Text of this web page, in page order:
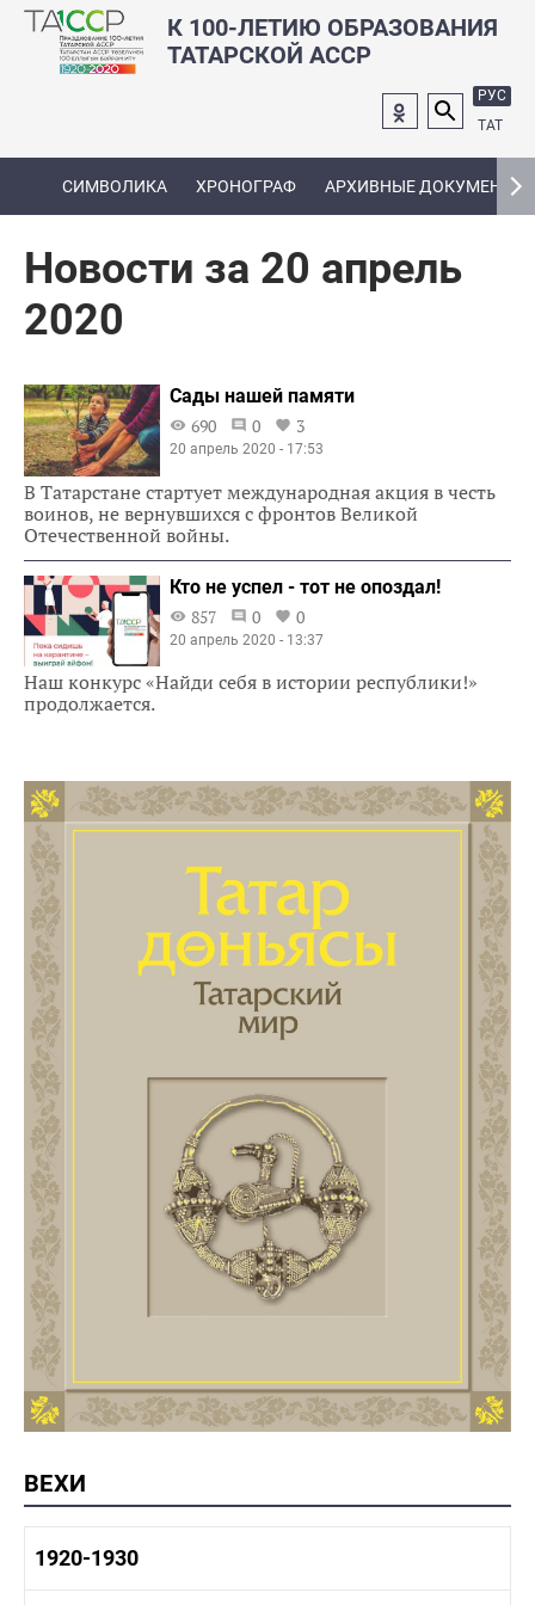
К 100-ЛЕТИЮ ОБРАЗОВАНИЯ
ТАТАРСКОЙ АССР
РУС
ТАТ
СИМВОЛИКА ХРОНОГРАФ АРХИВНЫЕ ДОКУМЕНТЫ
Новости за 20 апрель
2020
Сады нашей памяти
690
0 3
20 апрель 2020 - 17:53
В Татарстане стартует международная акция в честь
воинов, не вернувшихся с фронтов Великой
Отечественной войны.
Кто не успел - тот не опоздал!
857
0 0
20 апрель 2020 - 13:37
Наш конкурс «Найди себя в истории республики!»
продолжается.
ВЕХИ
1920-1930